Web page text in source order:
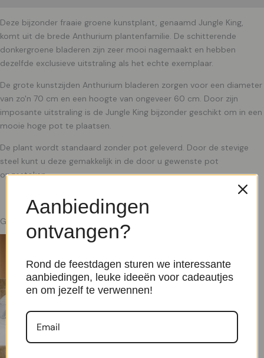
Deze bijzonder fraaie groene kunstplant, genaamd Jungle King,
komt uit de brede Anthurium plantenfamilie. De schitterende
donkergroene bladeren zijn zeer mooi nagemaakt en hebben
dezelfde exclusieve uitstraling als het echte exemplaar.
De grote kunstzijden Anthurium bladeren zorgen voor een diameter
van zo'n 70 cm en een hoogte van ongeveer 60 cm. Door zijn
imposante uitstraling is de Jungle King bijzonder geschikt om in een
mooie hoge pot te plaatsen.
De plant wordt standaard zonder pot geleverd. Door de stevige
steel kunt u deze gemakkelijk in de door u gewenste pot
opgestoken.
Gerelateerde producten
Aanbiedingen
ontvangen?
Rond de feestdagen sturen we interessante
aanbiedingen, leuke ideeën voor cadeautjes
en om jezelf te verwennen!